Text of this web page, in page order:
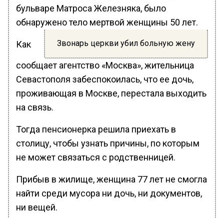
бульваре Матроса Железняка, было
обнаружено тело мертвой женщины 50 лет.
Звонарь церкви убил больную жену
Как
сообщает агентство «Москва», жительница
Севастополя забеспокоилась, что ее дочь,
проживающая в Москве, перестала выходить
на связь.
Тогда пенсионерка решила приехать в
столицу, чтобы узнать причины, по которым
не может связаться с родственницей.
Прибыв в жилище, женщина 77 лет не смогла
найти среди мусора ни дочь, ни документов,
ни вещей.